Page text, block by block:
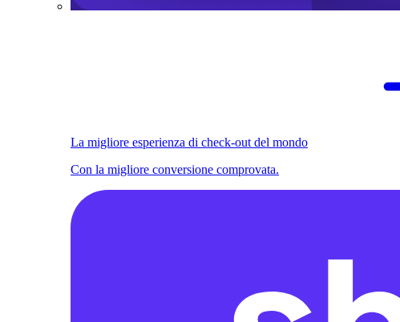
La migliore esperienza di check-out del mondo
Con la migliore conversione comprovata.